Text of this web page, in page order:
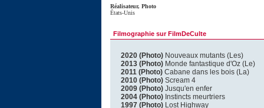
Réalisateur, Photo
États-Unis
Filmographie sur FilmDeCulte
2020 (Photo) Nouveaux mutants (Les)
2013 (Photo) Monde fantastique d'Oz (Le)
2011 (Photo) Cabane dans les bois (La)
2010 (Photo) Scream 4
2009 (Photo) Jusqu'en enfer
2004 (Photo) Instincts meurtriers
1997 (Photo) Lost Highway